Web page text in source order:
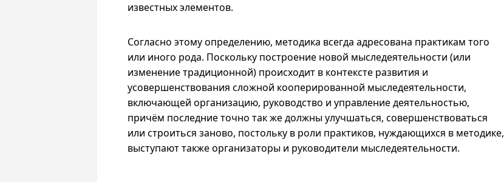
известных элементов.
Согласно этому определению, методика всегда адресована практикам того
или иного рода. Поскольку построение новой мыследеятельности (или
изменение традиционной) происходит в контексте развития и
усовершенствования сложной кооперированной мыследеятельности,
включающей организацию, руководство и управление деятельностью,
причём последние точно так же должны улучшаться, совершенствоваться
или строиться заново, постольку в роли практиков, нуждающихся в методике,
выступают также организаторы и руководители мыследеятельности.